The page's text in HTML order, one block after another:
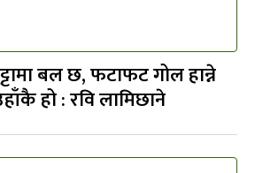
बल छ, फटाफट गोल हान्ने
हो : रवि लामिछाने